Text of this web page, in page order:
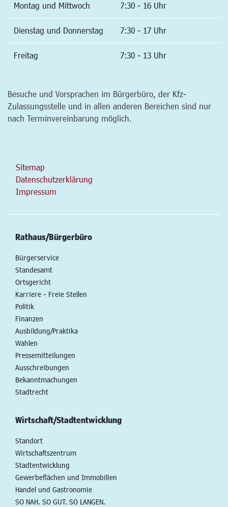
Montag und Mittwoch 7:30 - 16 Uhr
Dienstag und Donnerstag 7:30 - 17 Uhr
Freitag 7:30 - 13 Uhr
Besuche und Vorsprachen im Bürgerbüro, der Kfz-
Zulassungsstelle und in allen anderen Bereichen sind nur
nach Terminvereinbarung möglich.
Sitemap
Datenschutzerklärung
Impressum
Rathaus/Bürgerbüro
Bürgerservice
Standesamt
Ortsgericht
Karriere - Freie Stellen
Politik
Finanzen
Ausbildung/Praktika
Wahlen
Pressemitteilungen
Ausschreibungen
Bekanntmachungen
Stadtrecht
Wirtschaft/Stadtentwicklung
Standort
Wirtschaftszentrum
Stadtentwicklung
Gewerbeflächen und Immobilien
Handel und Gastronomie
SO NAH. SO GUT. SO LANGEN.